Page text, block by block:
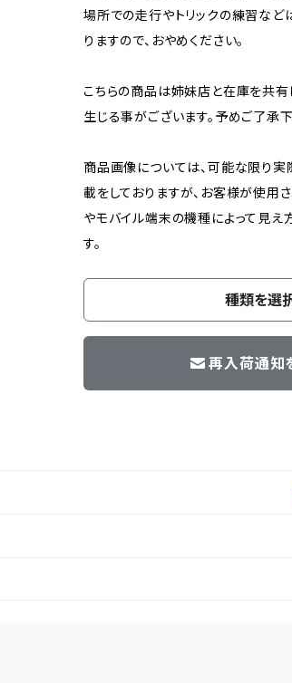
場所での走行やトリックの練習な
りますので、おやめください。
こちらの商品は姉妹店と在庫を共有
生じる事がございます。予めご了承下
商品画像については、可能な限り
載をしておりますが、お客様が使用
やモバイル端末の機種によって見え
す。
種類を選
再入荷通知